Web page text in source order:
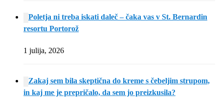
Poletja ni treba iskati daleč – čaka vas v St. Bernardin
resortu Portorož
1 julija, 2026
Zakaj sem bila skeptična do kreme s čebeljim strupom,
in kaj me je prepričalo, da sem jo preizkusila?